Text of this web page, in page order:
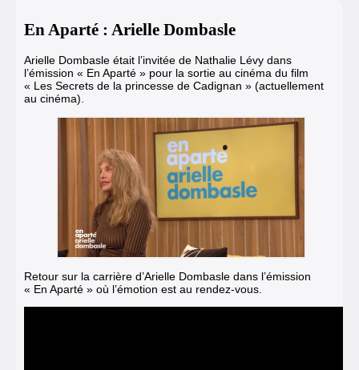
En Aparté : Arielle Dombasle
Arielle Dombasle était l’invitée de Nathalie Lévy dans
l’émission « En Aparté » pour la sortie au cinéma du film
« Les Secrets de la princesse de Cadignan » (actuellement
au cinéma).
Retour sur la carrière d’Arielle Dombasle dans l’émission
« En Aparté » où l’émotion est au rendez-vous.